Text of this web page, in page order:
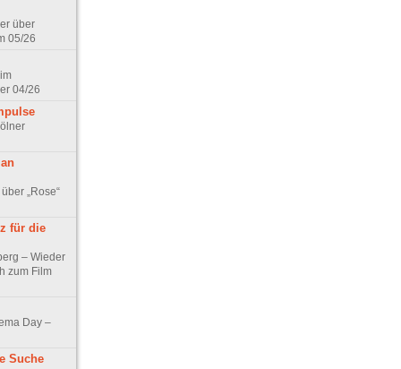
über
05/26
04/26
„Rose“
für die
– Wieder
zum Film
Day –
Suche